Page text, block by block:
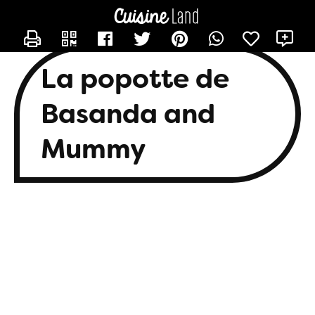
La popotte de
Basanda and
Mummy
CONTACTER BASANDA